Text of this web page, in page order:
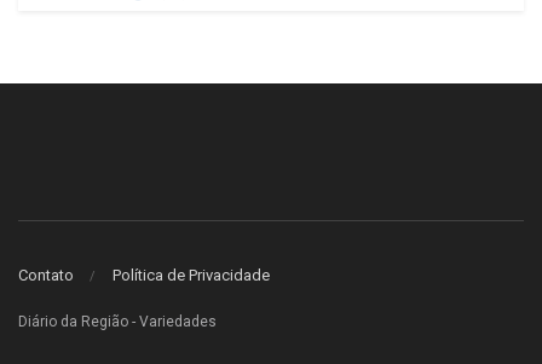
Contato Política de Privacidade
Diário da Região - Variedades